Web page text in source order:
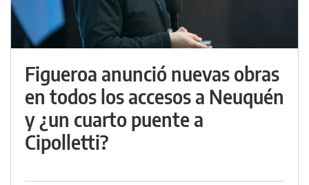
Figueroa anunció nuevas obras
en todos los accesos a Neuquén
y ¿un cuarto puente a
Cipolletti?